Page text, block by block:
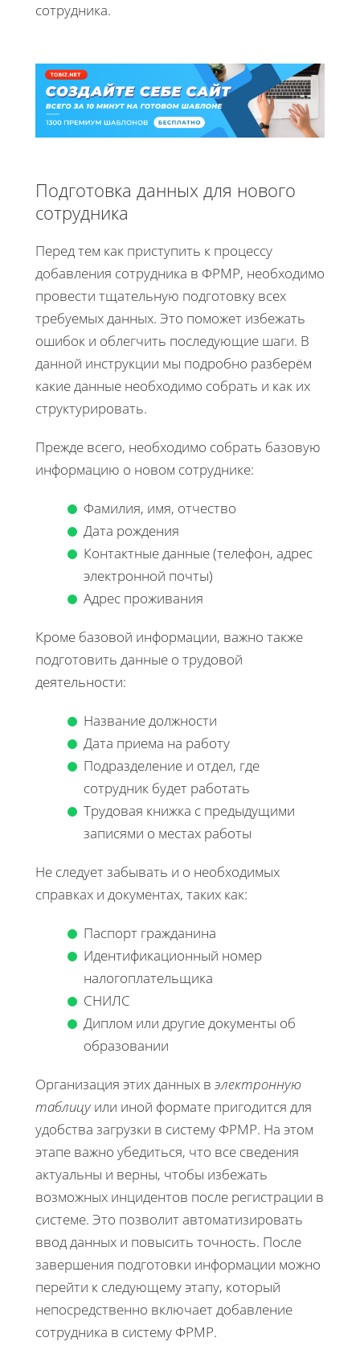
сотрудника.
Подготовка данных для нового
сотрудника
Перед тем как приступить к процессу
добавления сотрудника в ФРМР, необходимо
провести тщательную подготовку всех
требуемых данных. Это поможет избежать
ошибок и облегчить последующие шаги. В
данной инструкции мы подробно разберём
какие данные необходимо собрать и как их
структурировать.
Прежде всего, необходимо собрать базовую
информацию о новом сотруднике:
Фамилия, имя, отчество
Дата рождения
Контактные данные (телефон, адрес
электронной почты)
Адрес проживания
Кроме базовой информации, важно также
подготовить данные о трудовой
деятельности:
Название должности
Дата приема на работу
Подразделение и отдел, где
сотрудник будет работать
Трудовая книжка с предыдущими
записями о местах работы
Не следует забывать и о необходимых
справках и документах, таких как:
Паспорт гражданина
Идентификационный номер
налогоплательщика
СНИЛС
Диплом или другие документы об
образовании
Организация этих данных в электронную
таблицуили иной формате пригодится для
удобства загрузки в систему ФРМР. На этом
этапе важно убедиться, что все сведения
актуальны и верны, чтобы избежать
возможных инцидентов после регистрации в
системе. Это позволит автоматизировать
ввод данных и повысить точность. После
завершения подготовки информации можно
перейти к следующему этапу, который
непосредственно включает добавление
сотрудника в систему ФРМР.